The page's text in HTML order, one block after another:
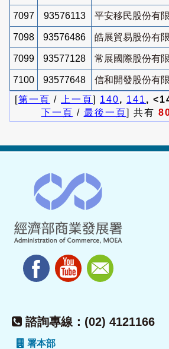
7097 93576113 平安移民股份有
7098 93576486 皓展貿易股份有
7099 93577128 常展國際股份有
7100 93577648
信和開發股份有
[第一頁 / 上一頁] 140, 141 ,
下一頁 / 最後一頁] 共有
諮詢專線：(02) 4121166
署本部